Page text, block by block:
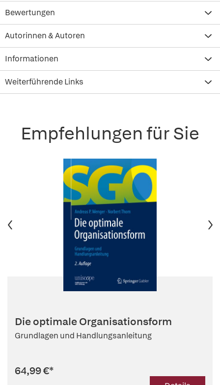
Bewertungen
Autorinnen & Autoren
Informationen
Weiterführende Links
Empfehlungen für Sie
Die optimale Organisationsform
Grundlagen und Handlungsanleitung
64,99 €*